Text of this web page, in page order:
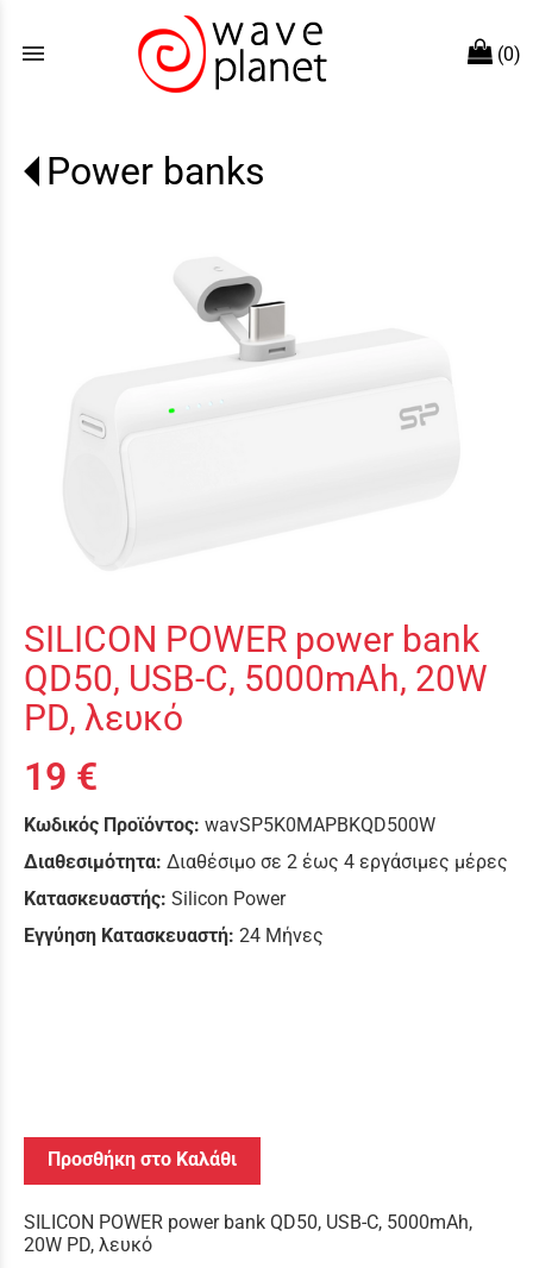
menu (0)
Power banks
SILICON POWER power bank
QD50, USB-C, 5000mAh, 20W
PD, λευκό
19 €
Κωδικός Προϊόντος: wavSP5K0MAPBKQD500W
Διαθεσιμότητα: Διαθέσιμο σε 2 έως 4 εργάσιμες μέρες
Κατασκευαστής: Silicon Power
Εγγύηση Κατασκευαστή: 24 Μήνες
Προσθήκη στο Καλάθι
SILICON POWER power bank QD50, USB-C, 5000mAh,
20W PD, λευκό